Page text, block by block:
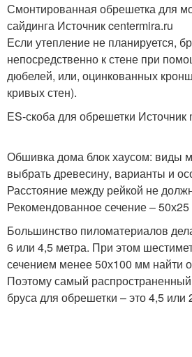
Смонтированная обрешетка для
сайдинга Источник centermira.ru
Если утепление не планируется,
непосредственно к стене при
дюбелей, или, оцинкованных
кривых стен).
ES-скоба для обрешетки Источник
Обшивка дома блок хаусом: виды
выбрать древесину, варианты и
Расстояние между рейкой не
Рекомендованное сечение –
Большинство пиломатериалов
6 или 4,5 метра. При этом
сечением менее 50х100 мм найти
Поэтому самый
бруса для обрешетки – это 4,5 или